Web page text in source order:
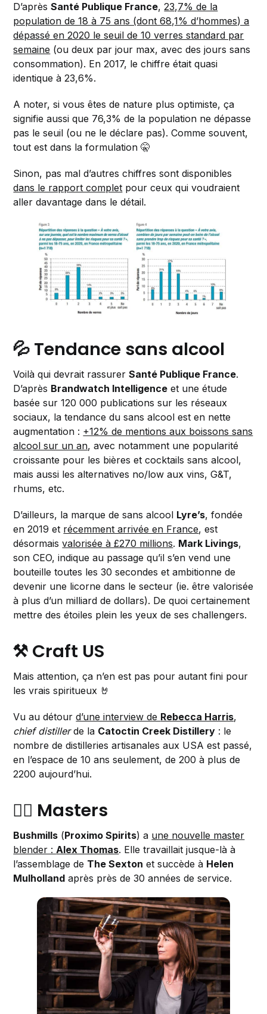
D’aprèsSanté Publique France,23,7% de la
population de 18 à 75 ans (dont 68,1% d’hommes) a
dépassé en 2020 le seuil de 10 verres standard par
semaine (ou deux par jour max, avec des jours sans
consommation). En 2017, le chiffre était quasi
identique à 23,6%.
A noter, si vous êtes de nature plus optimiste, ça
signifie aussi que 76,3% de la population ne dépasse
pas le seuil (ou ne le déclare pas). Comme souvent,
tout est dans la formulation 🤫
Sinon, pas mal d’autres chiffres sont disponibles
dans le rapport complet pour ceux qui voudraient
aller davantage dans le détail.
💦 Tendance sans alcool
Voilà qui devrait rassurerSanté Publique France.
D’après Brandwatch Intelligence et une étude
basée sur 120 000 publications sur les réseaux
sociaux, la tendance du sans alcool est en nette
augmentation : +12% de mentions aux boissons sans
alcool sur un an, avec notamment une popularité
croissante pour les bières et cocktails sans alcool,
mais aussi les alternatives no/low aux vins, G&T,
rhums, etc.
D’ailleurs, la marque de sans alcool Lyre’s, fondée
en 2019 et récemment arrivée en France, est
désormaisvalorisée à £270 millions. Mark Livings,
son CEO, indique au passage qu’il s’en vend une
bouteille toutes les 30 secondes et ambitionne de
devenir une licorne dans le secteur (ie. être valorisée
à plus d’un milliard de dollars). De quoi certainement
mettre des étoiles plein les yeux de ses challengers.
⚒️ Craft US
Mais attention, ça n’en est pas pour autant fini pour
les vrais spiritueux 🤘
Vu au détourd’une interview de Rebecca Harris,
chief distillerde la Catoctin Creek Distillery : le
nombre de distilleries artisanales aux USA est passé,
en l’espace de 10 ans seulement, de 200 à plus de
2200 aujourd’hui.
🦸‍♀️ Masters
Bushmills (Proximo Spirits) a une nouvelle master
blender :Alex Thomas. Elle travaillait jusque-là à
l’assemblage de The Sexton et succède à Helen
Mulholland après près de 30 années de service.